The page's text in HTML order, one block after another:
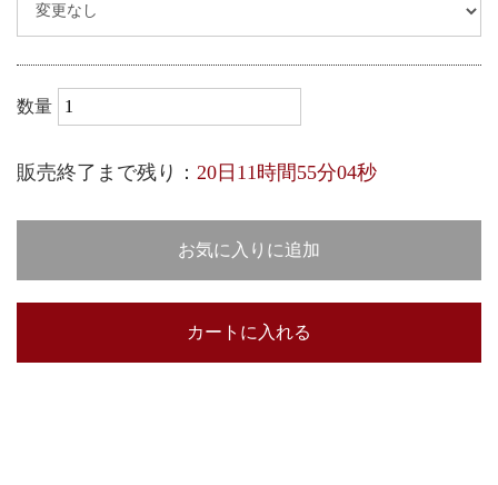
数量
販売終了まで残り： 20日11時間55分03秒